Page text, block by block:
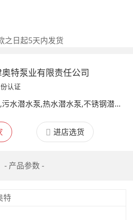
之日起5天内发货
特泵业有限责任公司
认证
井用潜水泵,污水潜水泵,热水潜水泵,不锈钢潜水泵
进店选货
- 产品参数 -
特